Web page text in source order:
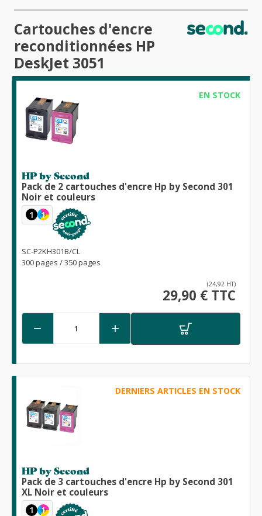
Cartouches d'encre
reconditionnées HP
DeskJet 3051
EN STOCK
HP by Second
Pack de 2 cartouches d'encre Hp by Second 301
Noir et couleurs
1 1
SC-P2KH301B/CL
300 pages / 350 pages
(24,92 HT)
29,90 € TTC
 
DERNIERS ARTICLES EN STOCK
HP by Second
Pack de 3 cartouches d'encre Hp by Second 301
XL Noir et couleurs
1 1